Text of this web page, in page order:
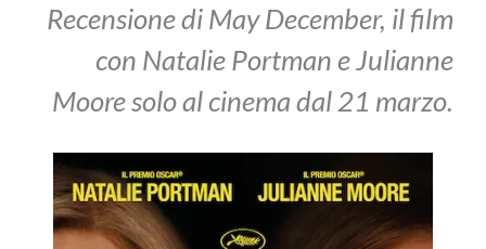
Recensione di May December, il film
con Natalie Portman e Julianne
Moore solo al cinema dal 21 marzo.